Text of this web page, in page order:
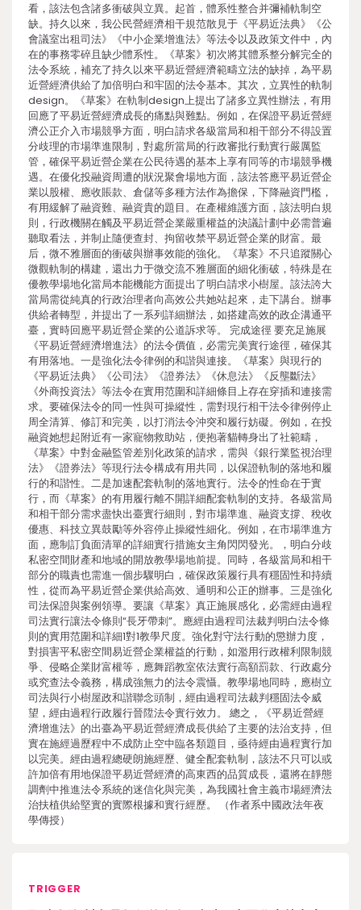
看，該法包含諸多衝破與立異。起首，體系性整合并彌補軌制空
缺。持久以來，我公民營經濟相干規范散見于《平易近法典》《公
會議室出租司法》《中小企業增進法》等法令以及政策文件中，內
在的事務零碎且缺少體系性。《草案》初次將其體系整分解完全的
法令系統，補充了持久以來平易近營經濟範疇立法的缺掉，為平易
近營經濟供給了加倍明白和牢固的法令基本。其次，立異性的軌制
design。《草案》在軌制design上提出了諸多立異性辦法，有用
回應了平易近營經濟成長的痛點與難點。例如，在保證平易近營經
濟公正介入市場競爭方面，明白請求各級當局和相干部分不得設置
分歧理的市場準進限制，對處所當局的行政審批行動實行嚴厲監
管，確保平易近營企業在公民待遇的基本上享有同等的市場競爭機
遇。在優化投融資周遭的狀況聚會場地方面，該法答應平易近營企
業以股權、應收賬款、倉儲等多種方法作為擔保，下降融資門檻，
有用緩解了融資難、融資貴的題目。在產權維護方面，該法明白規
則，行政機關在觸及平易近營企業嚴重權益的決議計劃中必需普遍
聽取看法，并制止隨便查封、拘留收禁平易近營企業的財富。最
后，微不雅層面的衝破與辦事效能的強化。《草案》不只追蹤關心
微觀軌制的構建，還出力于微交流不雅層面的細化衝破，特殊是在
優教學場地化當局本能機能方面提出了明白請求小樹屋。該法誇大
當局需從純真的行政治理者向高效公共她站起來，走下講台。辦事
供給者轉型，并提出了一系列詳細辦法，如搭建高效的政企溝通平
臺，實時回應平易近營企業的公道訴求等。 完成途徑 要充足施展
《平易近營經濟增進法》的法令價值，必需完美實行途徑，確保其
有用落地。一是強化法令律例的和諧與連接。《草案》與現行的
《平易近法典》《公司法》《證券法》《休息法》《反壟斷法》
《外商投資法》等法令在實用范圍和詳細條目上存在穿插和連接需
求。要確保法令的同一性與可操縱性，需對現行相干法令律例停止
周全清算、修訂和完美，以打消法令沖突和履行妨礙。例如，在投
融資她想起附近有一家寵物救助站，便抱著貓轉身出了社範疇，
《草案》中對金融監管差別化政策的請求，需與《銀行業監視治理
法》《證券法》等現行法令構成有用共同，以保證軌制的落地和履
行的和諧性。二是加速配套軌制的落地實行。法令的性命在于實
行，而《草案》的有用履行離不開詳細配套軌制的支持。各級當局
和相干部分需求盡快出臺實行細則，對市場準進、融資支撐、稅收
優惠、科技立異鼓勵等外容停止操縱性細化。例如，在市場準進方
面，應制訂負面清單的詳細實行措施女主角閃閃發光。，明白分歧
私密空間財產和地域的開放教學場地前提。同時，各級當局和相干
部分的職責也需進一個步驟明白，確保政策履行具有穩固性和持續
性，從而為平易近營企業供給高效、通明和公正的辦事。三是強化
司法保證與案例領導。要讓《草案》真正施展感化，必需經由過程
司法實行讓法令條則“長牙帶刺”。應經由過程司法裁判明白法令條
則的實用范圍和詳細1對1教學尺度。強化對守法行動的懲辦力度，
對損害平私密空間易近營企業權益的行動，如濫用行政權利限制競
爭、侵略企業財富權等，應舞蹈教室依法實行高額罰款、行政處分
或究查法令義務，構成強無力的法令震懾。教學場地同時，應樹立
司法與行小樹屋政和諧聯念頭制，經由過程司法裁判穩固法令威
望，經由過程行政履行晉陞法令實行效力。 總之，《平易近營經
濟增進法》的出臺為平易近營經濟成長供給了主要的法治支持，但
實在施經過歷程中不成防止空中臨各類題目，亟待經由過程實行加
以完美。經由過程總硬朗施經歷、健全配套軌制，該法不只可以或
許加倍有用地保證平易近營經濟的高東西的品質成長，還將在靜態
調劑中推進法令系統的迷信化與完美，為我國社會主義市場經濟法
治扶植供給堅實的實際根據和實行經歷。 （作者系中國政法年夜
學傳授）
TRIGGER